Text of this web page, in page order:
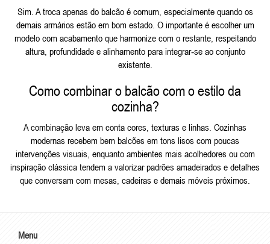
Sim. A troca apenas do balcão é comum, especialmente quando os
demais armários estão em bom estado. O importante é escolher um
modelo com acabamento que harmonize com o restante, respeitando
altura, profundidade e alinhamento para integrar‑se ao conjunto
existente.
Como combinar o balcão com o estilo da
cozinha?
A combinação leva em conta cores, texturas e linhas. Cozinhas
modernas recebem bem balcões em tons lisos com poucas
intervenções visuais, enquanto ambientes mais acolhedores ou com
inspiração clássica tendem a valorizar padrões amadeirados e detalhes
que conversam com mesas, cadeiras e demais móveis próximos.
Menu